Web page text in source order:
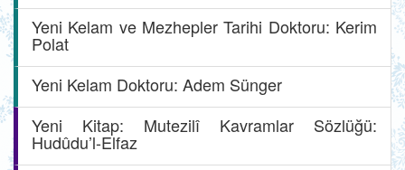
Yeni Kelam ve Mezhepler Tarihi Doktoru: Kerim
Polat
Yeni Kelam Doktoru: Adem Sünger
Yeni Kitap: Mutezilî Kavramlar Sözlüğü:
Hudûdu’l-Elfaz